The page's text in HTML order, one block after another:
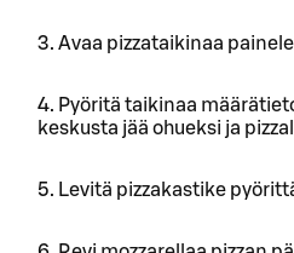
3. Avaa pizzataikinaa
4. Pyöritä taikinaa
keskusta jää ohueksi ja
5. Levitä pizzakastike